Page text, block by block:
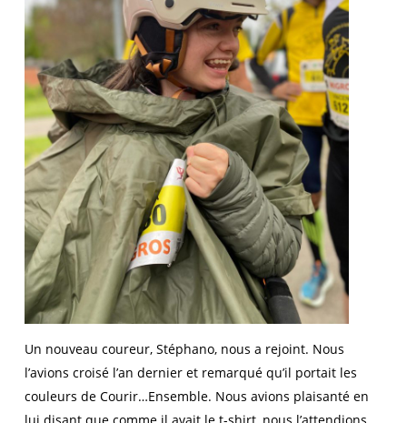
Un nouveau coureur, Stéphano, nous a rejoint. Nous
l’avions croisé l’an dernier et remarqué qu’il portait les
couleurs de Courir…Ensemble. Nous avions plaisanté en